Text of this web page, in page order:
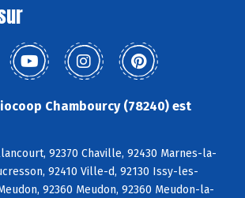
Chambourcy (78240) est
92370 Chaville, 92430 Marnes-la-
92410 Ville-d, 92130 Issy-les-
92360 Meudon, 92360 Meudon-la-